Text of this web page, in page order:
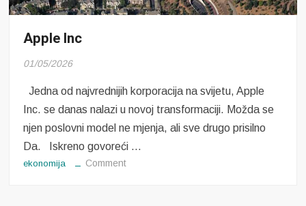
Apple Inc
01/05/2026
Jedna od najvrednijih korporacija na svijetu, Apple
Inc. se danas nalazi u novoj transformaciji. Možda se
njen poslovni model ne mjenja, ali sve drugo prisilno
Da. Iskreno govoreći …
ekonomija Commenton